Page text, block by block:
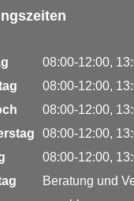
08:00‑12:00,
08:00‑12:00,
08:00‑12:00,
08:00‑12:00,
08:00‑12:00,
Beratung und